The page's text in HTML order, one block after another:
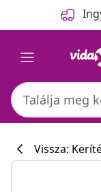
Vissza: